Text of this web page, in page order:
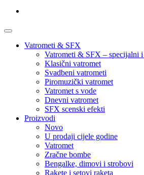
Vatrometi & SFX
Vatrometi & SFX – specijalni i
Klasični vatromet
Svadbeni vatrometi
Piromuzički vatromet
Vatromet s vode
Dnevni vatromet
SFX scenski efekti
Proizvodi
Novo
U prodaji cijele godine
Vatromet
Zračne bombe
Bengalke, dimovi i strobovi
Rakete i setovi raketa